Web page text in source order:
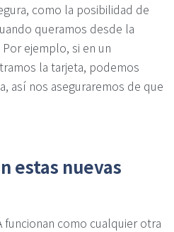
como la posibilidad de
queramos desde la
ejemplo, si en un
la tarjeta, podemos
así nos aseguraremos de que
estas nuevas
funcionan como cualquier otra